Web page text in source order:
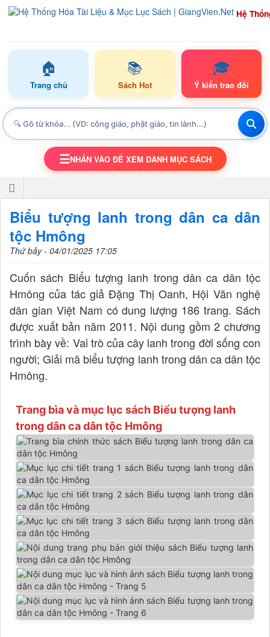
Hệ
🏠
Trang chủ
📚
Sách Hot
🎓
Ý kiến trao đổi
TOGGLE NAVIGATION
☰NHẤN VÀO ĐỂ XEM DANH MỤC SÁCH
Biểu tượng lanh trong dân ca dân
tộc Hmông
Thứ bảy - 04/01/2025 17:05
Cuốn sách Biểu tượng lanh trong dân ca dân tộc
Hmông của tác giả Đặng Thị Oanh, Hội Văn nghệ
dân gian Việt Nam có dung lượng 186 trang. Sách
được xuất bản năm 2011. Nội dung gồm 2 chương
trình bày về: Vai trò của cây lanh trong đời sống con
người; Giải mã biểu tượng lanh trong dân ca dân tộc
Hmông.
Trang bìa và mục lục sách Biểu tượng lanh
trong dân ca dân tộc Hmông